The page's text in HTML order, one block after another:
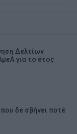
Δελτίων
για το έτος
δε σβήνει ποτέ